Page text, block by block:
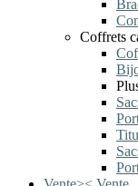
Coffrets